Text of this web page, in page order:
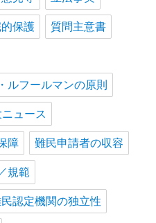
保護 質問主意書
ルフールマンの原則
ュース
障 難民申請者の収容
規範
認定機関の独立性